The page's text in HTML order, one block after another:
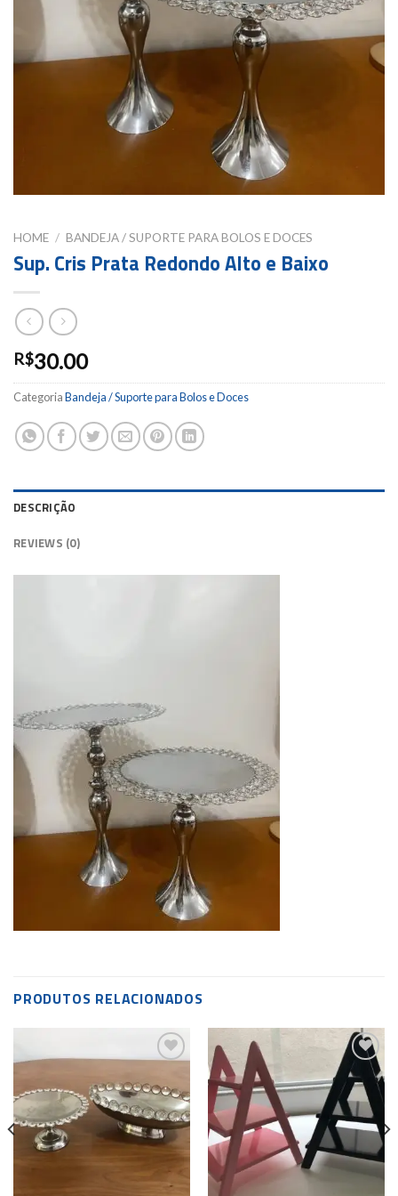
HOME / BANDEJA / SUPORTE PARA BOLOS E DOCES
Sup. Cris Prata Redondo Alto e Baixo
R$30.00
CategoriaBandeja / Suporte para Bolos e Doces
DESCRIÇÃO
REVIEWS (0)
PRODUTOS RELACIONADOS
wishlist
Add to
wishlist